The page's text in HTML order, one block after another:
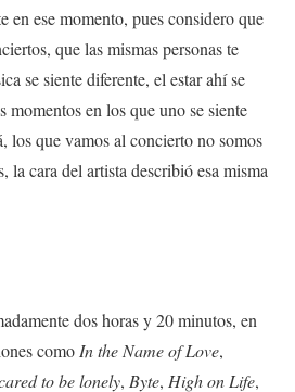
en ese momento, pues considero que
que las mismas personas te
se siente diferente, el estar ahí se
momentos en los que uno se siente
los que vamos al concierto no somos
la cara del artista describió esa misma
dos horas y 20 minutos, en
como In the Name of Love,
to be lonely, Byte, High on Life,